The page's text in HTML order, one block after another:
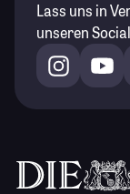
Lass uns in
unseren